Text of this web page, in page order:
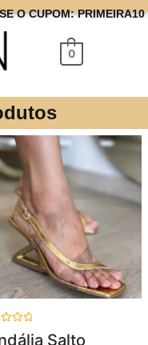
O CUPOM: PRIMEIRA10
0
Salto